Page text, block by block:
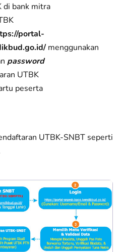
di bank mitra
portal-
menggunakan
password
UTBK
peserta
UTBK-SNBT seperti